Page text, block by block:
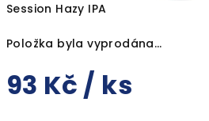
Session Hazy IPA
Položka byla vyprodána…
93 Kč / ks